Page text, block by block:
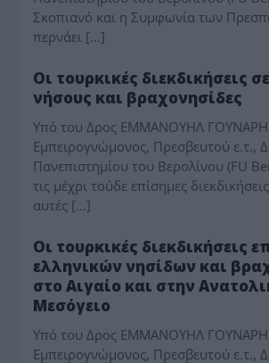
Σκοπιανό και η Συμφωνία των
περνάει […]
Οι τουρκικές διεκδικήσεις
νήσους και βραχονησίδες
Υπό του Δρος ΕΜΜΑΝΟΥΗΛ ΓΟΥΝΑΡΗ
Εμπειρογνώμονος, Πρεσβευτού ε.τ.,
Πανεπιστημίου του Βερολίνου (FU
τις μέχρι τούδε επίσημες
αυτές […]
Οι τουρκικές διεκδικήσεις
ελληνικών νησίδων και
στο Αιγαίο και στην
Μεσόγειο
Υπό του Δρος ΕΜΜΑΝΟΥΗΛ ΓΟΥΝΑΡΗ
Εμπειρογνώμονος, Πρεσβευτού ε.τ.,